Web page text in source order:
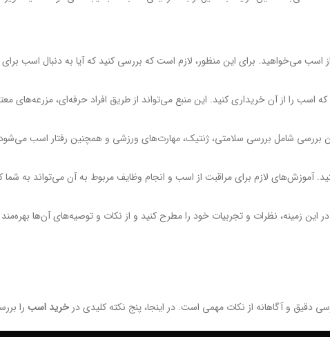
می‌خواهید. برای این منظور، لازم است که بررسی کنید که آیا به دنبال اسب
اسب را از آن خریداری کنید. این منبع می‌تواند از طریق افراد حرفه‌ای، مزرعه‌های
بررسی شامل بررسی سلامتی، ژنتیک، مهارت‌های ورزشی و همچنین رفتار اسب
آموزش‌های لازم برای مراقبت از اسب و انجام وظایف مربوط به آن می‌تواند به شما
این زمینه، نظرات و تجربیات خود را مطرح کنید و از نکات و توصیه‌های آن‌ها
دقیق و آگاهانه از نکات مهمی است. در اینجا، پنج نکته کلیدی در خرید اسب را